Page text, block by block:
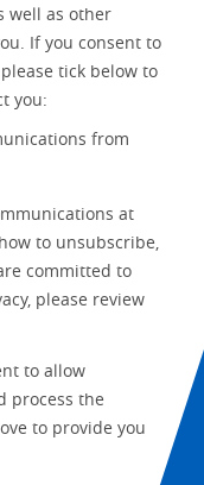
well as other
If you consent to
tick below to
you:
from
at
to unsubscribe,
committed to
please review
to allow
process the
to provide you